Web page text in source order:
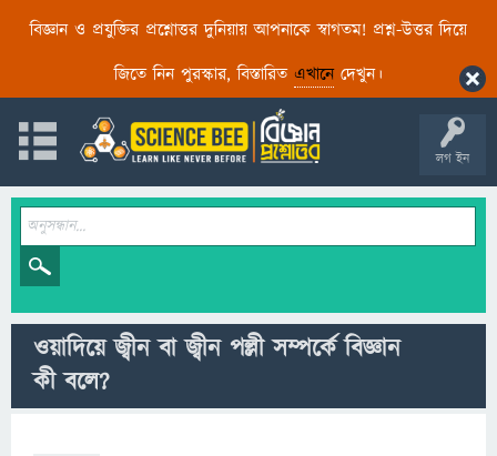
বিজ্ঞান ও প্রযুক্তির প্রশ্নোত্তর দুনিয়ায় আপনাকে স্বাগতম! প্রশ্ন-উত্তর দিয়ে
জিতে নিন পুরস্কার, বিস্তারিত এখানেদেখুন।
লগ ইন
ওয়াদিয়ে জ্বীন বা জ্বীন পল্লী সম্পর্কে বিজ্ঞান
কী বলে?